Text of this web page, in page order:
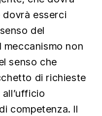
dovrà esserci
del
non
senso che
di richieste
competenza. Il